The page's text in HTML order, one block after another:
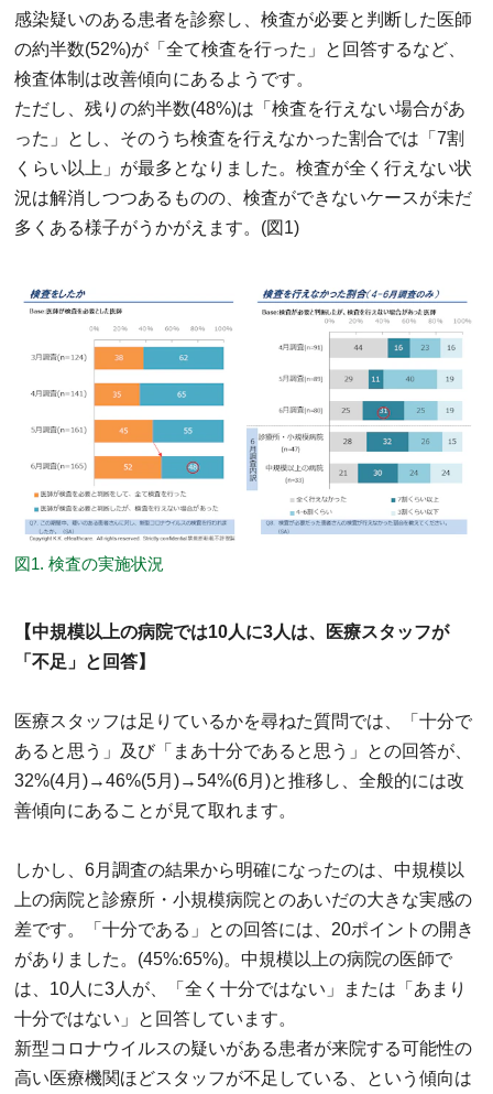
感染疑いのある患者を診察し、検査が必要と判断した医師
の約半数(52%)が「全て検査を行った」と回答するなど、
検査体制は改善傾向にあるようです。
ただし、残りの約半数(48%)は「検査を行えない場合があ
った」とし、そのうち検査を行えなかった割合では「7割
くらい以上」が最多となりました。検査が全く行えない状
況は解消しつつあるものの、検査ができないケースが未だ
多くある様子がうかがえます。(図1)
図1. 検査の実施状況
【中規模以上の病院では10人に3人は、医療スタッフが
「不足」と回答】
医療スタッフは足りているかを尋ねた質問では、「十分で
あると思う」及び「まあ十分であると思う」との回答が、
32%(4月)→46%(5月)→54%(6月)と推移し、全般的には改
善傾向にあることが見て取れます。
しかし、6月調査の結果から明確になったのは、中規模以
上の病院と診療所・小規模病院とのあいだの大きな実感の
差です。「十分である」との回答には、20ポイントの開き
がありました。(45%:65%)。中規模以上の病院の医師で
は、10人に3人が、「全く十分ではない」または「あまり
十分ではない」と回答しています。
新型コロナウイルスの疑いがある患者が来院する可能性の
高い医療機関ほどスタッフが不足している、という傾向は